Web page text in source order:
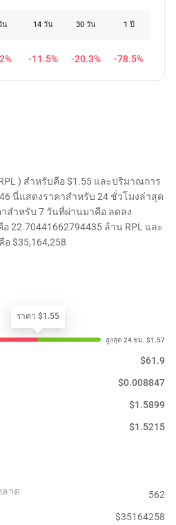
น 14 วัน 30 วัน 1 ปี
-11.5% -20.3% -78.5%
) สำหรับคือ $1.55 และปริมาณการ
นี่แสดงราคาสำหรับ 24 ชั่วโมงล่าสุด
สำหรับ 7 วันที่ผ่านมาคือ ลดลง
22.70441662794435 ล้าน RPL และ
$35,164,258
ราคา $1.55
$61.9
$0.008847
$1.5899
$1.5215
าด
562
$35164258